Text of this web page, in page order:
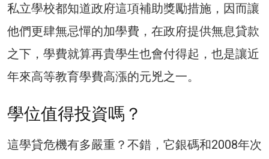
私立學校都知道政府這項補助獎勵措施，因而讓
他們更肆無忌憚的加學費，在政府提供無息貸款
之下，學費就算再貴學生也會付得起，也是讓近
年來高等教育學費高漲的元兇之一。
學位值得投資嗎？
這學貸危機有多嚴重？不錯，它銀碼和2008年次